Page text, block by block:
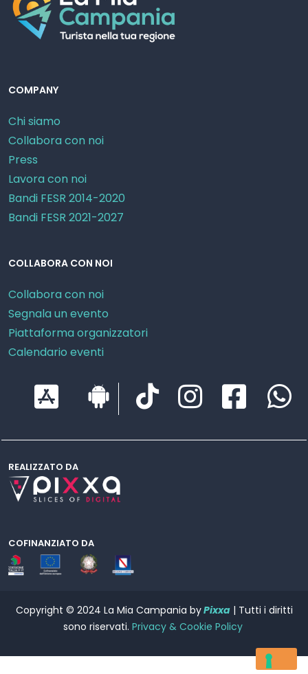
COMPANY
Chi siamo
Collabora con noi
Press
Lavora con noi
Bandi FESR 2014-2020
Bandi FESR 2021-2027
COLLABORA CON NOI
Collabora con noi
Segnala un evento
Piattaforma organizzatori
Calendario eventi
REALIZZATO DA
COFINANZIATO DA
Copyright © 2024 La Mia Campania byPixxa| Tutti i diritti
sono riservati. Privacy & Cookie Policy